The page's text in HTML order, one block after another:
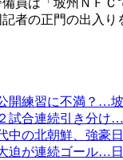
員は「坡州ＮＦ
者の正門の出入り
開練習に不満？…
試合連続引き分け
中の北朝鮮、強豪
迫が連続ゴール…